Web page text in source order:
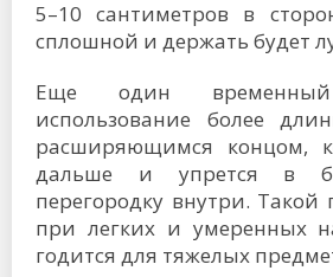
5–10 сантиметров в
сплошной и держать будет
Еще один
использование более
расширяющимся концом,
дальше и упрется в
перегородку внутри. Такой
при легких и умеренных
годится для тяжелых